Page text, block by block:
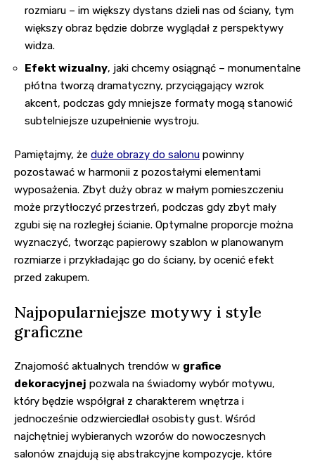
rozmiaru – im większy dystans dzieli nas od ściany, tym
większy obraz będzie dobrze wyglądał z perspektywy
widza.
Efekt wizualny, jaki chcemy osiągnąć – monumentalne
płótna tworzą dramatyczny, przyciągający wzrok
akcent, podczas gdy mniejsze formaty mogą stanowić
subtelniejsze uzupełnienie wystroju.
Pamiętajmy, że duże obrazy do salonu powinny
pozostawać w harmonii z pozostałymi elementami
wyposażenia. Zbyt duży obraz w małym pomieszczeniu
może przytłoczyć przestrzeń, podczas gdy zbyt mały
zgubi się na rozległej ścianie. Optymalne proporcje można
wyznaczyć, tworząc papierowy szablon w planowanym
rozmiarze i przykładając go do ściany, by ocenić efekt
przed zakupem.
Najpopularniejsze motywy i style
graficzne
Znajomość aktualnych trendów w grafice
dekoracyjnej pozwala na świadomy wybór motywu,
który będzie współgrał z charakterem wnętrza i
jednocześnie odzwierciedlał osobisty gust. Wśród
najchętniej wybieranych wzorów do nowoczesnych
salonów znajdują się abstrakcyjne kompozycje, które